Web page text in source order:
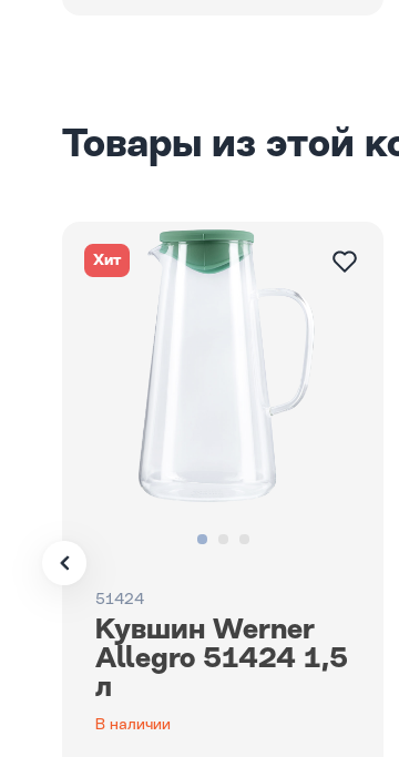
Товары из этой
Хит
51424
Кувшин Werner
Allegro 51424 1,5
л
В наличии